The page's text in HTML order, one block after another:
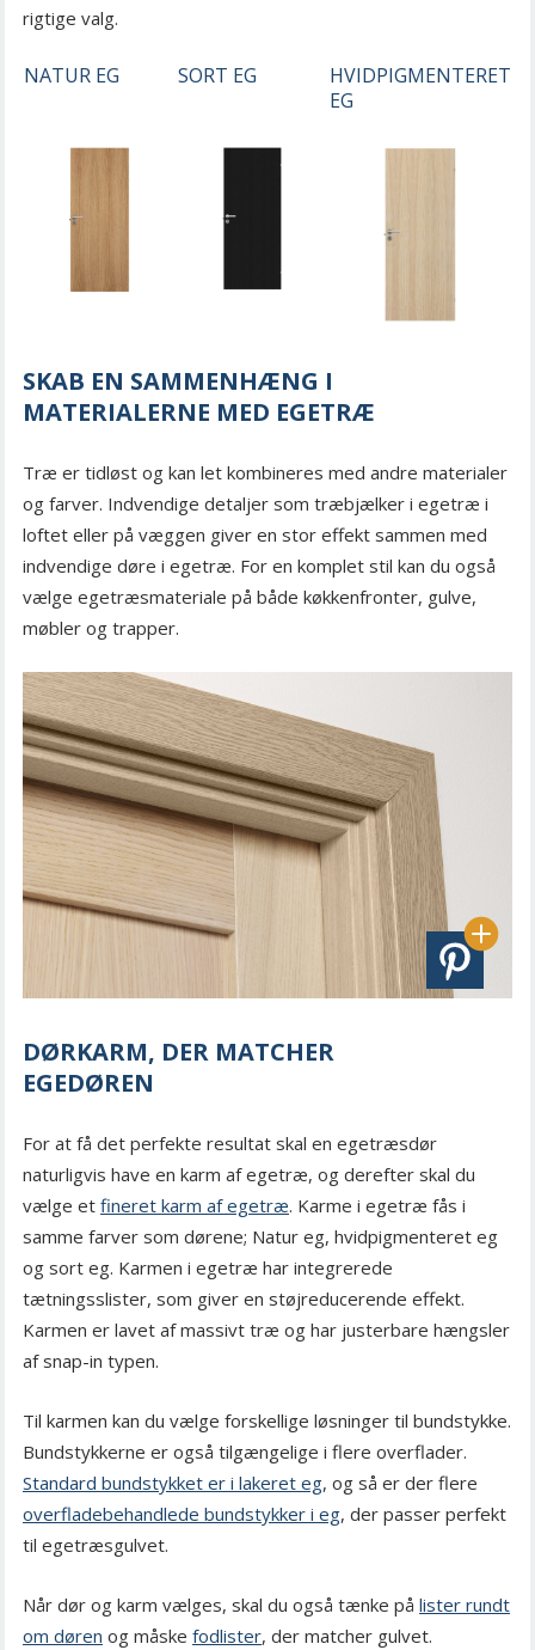
rigtige valg.
NATUR EG SORT EG
HVIDPIGMENTERET
EG
SKAB EN SAMMENHÆNG I
MATERIALERNE MED EGETRÆ
Træ er tidløst og kan let kombineres med andre materialer
og farver. Indvendige detaljer som træbjælker i egetræ i
loftet eller på væggen giver en stor effekt sammen med
indvendige døre i egetræ. For en komplet stil kan du også
vælge egetræsmateriale på både køkkenfronter, gulve,
møbler og trapper.
DØRKARM, DER MATCHER
EGEDØREN
For at få det perfekte resultat skal en egetræsdør
naturligvis have en karm af egetræ, og derefter skal du
vælge et fineret karm af egetræ. Karme i egetræ fås i
samme farver som dørene; Natur eg, hvidpigmenteret eg
og sort eg. Karmen i egetræ har integrerede
tætningsslister, som giver en støjreducerende effekt.
Karmen er lavet af massivt træ og har justerbare hængsler
af snap-in typen.
Til karmen kan du vælge forskellige løsninger til bundstykke.
Bundstykkerne er også tilgængelige i flere overflader.
Standard bundstykket er i lakeret eg, og så er der flere
overfladebehandlede bundstykker i eg, der passer perfekt
til egetræsgulvet.
Når dør og karm vælges, skal du også tænke på lister rundt
om døren og måske fodlister, der matcher gulvet.